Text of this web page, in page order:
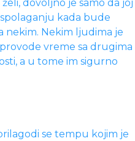
dovoljno je samo da joj
kada bude
nekim. Nekim ljudima je
vreme sa drugima
a u tome im sigurno
se tempu kojim je